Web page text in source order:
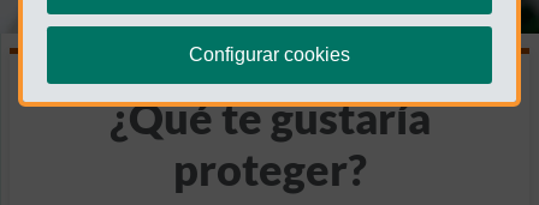
¿Qué te gustaría
proteger?
Configurar cookies